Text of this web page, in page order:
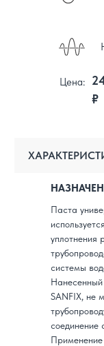
Цена:
₽
Паста
уплотнения
системы
SANFIX, не
соединение